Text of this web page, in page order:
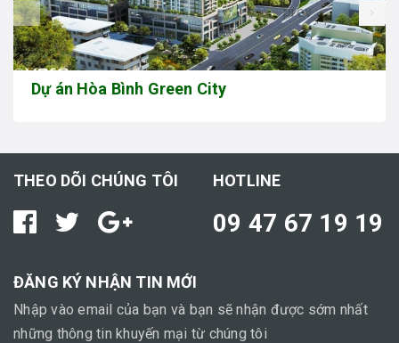
Dự án Hòa Bình Green City
prev
THEO DÕI CHÚNG TÔI HOTLINE
09 47 67 19 19
ĐĂNG KÝ NHẬN TIN MỚI
Nhập vào email của bạn và bạn sẽ nhận được sớm nhất
những thông tin khuyến mại từ chúng tôi